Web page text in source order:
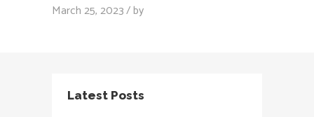
March 25, 2023 by
Latest Posts